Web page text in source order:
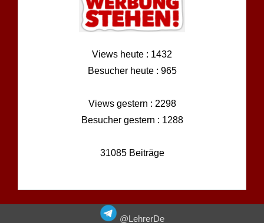
Views heute : 1432
Besucher heute : 965
Views gestern : 2298
Besucher gestern : 1288
31085 Beiträge
@LehrerDe